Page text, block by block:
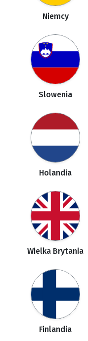
Niemcy
Slowenia
Holandia
Wielka Brytania
Finlandia